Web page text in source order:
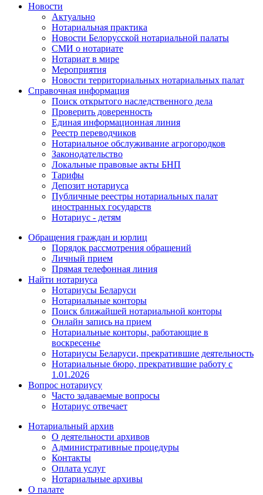
Новости
Актуально
Нотариальная практика
Новости Белорусской нотариальной палаты
СМИ о нотариате
Нотариат в мире
Мероприятия
Новости территориальных нотариальных палат
Справочная информация
Поиск открытого наследственного дела
Проверить доверенность
Единая информационная линия
Реестр переводчиков
Нотариальное обслуживание агрогородков
Законодательство
Локальные правовые акты БНП
Тарифы
Депозит нотариуса
Публичные реестры нотариальных палат
иностранных государств
Нотариус - детям
Обращения граждан и юрлиц
Порядок рассмотрения обращений
Личный прием
Прямая телефонная линия
Найти нотариуса
Нотариусы Беларуси
Нотариальные конторы
Поиск ближайшей нотариальной конторы
Онлайн запись на прием
Нотариальные конторы, работающие в
воскресенье
Нотариусы Беларуси, прекратившие деятельность
Нотариальные бюро, прекратившие работу с
1.01.2026
Вопрос нотариусу
Часто задаваемые вопросы
Нотариус отвечает
Нотариальный архив
О деятельности архивов
Административные процедуры
Контакты
Оплата услуг
Нотариальные архивы
О палате